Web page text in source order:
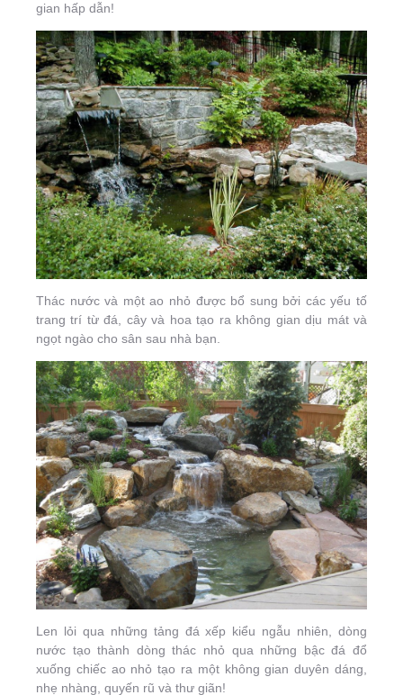
gian hấp dẫn!
Thác nước và một ao nhỏ được bổ sung bởi các yếu tố
trang trí từ đá, cây và hoa tạo ra không gian dịu mát và
ngọt ngào cho sân sau nhà bạn.
Len lỏi qua những tảng đá xếp kiểu ngẫu nhiên, dòng
nước tạo thành dòng thác nhỏ qua những bậc đá đổ
xuống chiếc ao nhỏ tạo ra một không gian duyên dáng,
nhẹ nhàng, quyến rũ và thư giãn!